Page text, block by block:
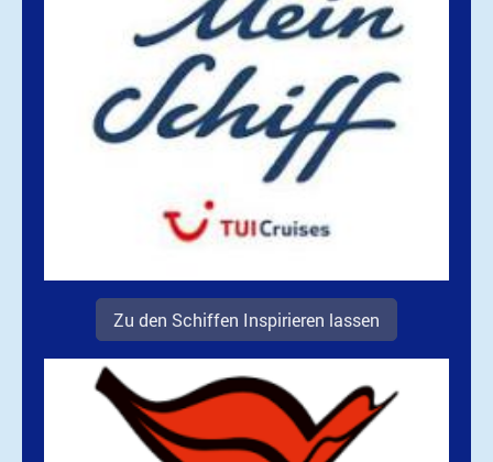
Zu den Schiffen Inspirieren lassen